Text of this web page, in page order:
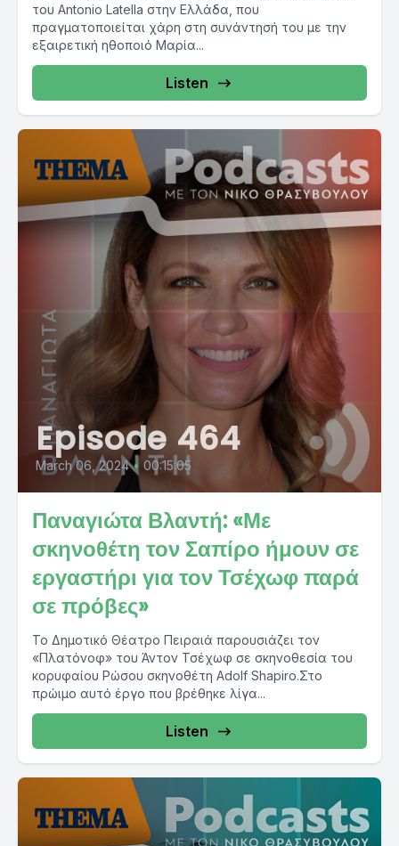
του Antonio Latella στην Ελλάδα, που
πραγματοποιείται χάρη στη συνάντησή του με την
εξαιρετική ηθοποιό Μαρία...
Listen
Episode 464
March 06, 2024 • 00:15:05
Παναγιώτα Βλαντή: «Με
σκηνοθέτη τον Σαπίρο ήμουν σε
εργαστήρι για τον Τσέχωφ παρά
σε πρόβες»
Το Δημοτικό Θέατρο Πειραιά παρουσιάζει τον
«Πλατόνοφ» του Άντον Τσέχωφ σε σκηνοθεσία του
κορυφαίου Ρώσου σκηνοθέτη Adolf Shapiro.Στο
πρώιμο αυτό έργο που βρέθηκε λίγα...
Listen